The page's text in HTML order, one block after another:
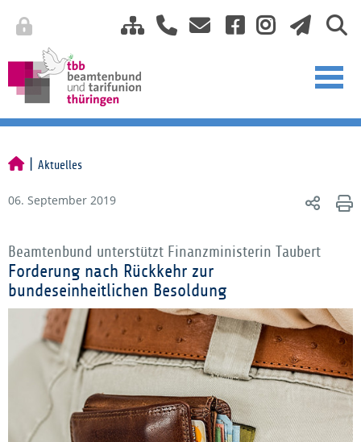
Aktuelles
06. September 2019
Beamtenbund unterstützt Finanzministerin Taubert
Forderung nach Rückkehr zur
bundeseinheitlichen Besoldung